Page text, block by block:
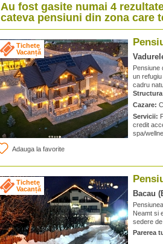
Au fost gasite numai 4
cateva pensiuni din zona care
Tichete
Vacanță
Adauga la favorite
Pensiune
un
cadru
Cazare:
Servicii:
credit
spa/
Tichete
Vacanță
Bacau
Neamt si
sedere de
Parerea